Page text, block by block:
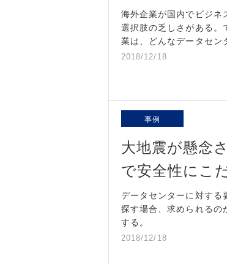
海外企業が国内でビジネ
選択肢の乏しさがある。
業は、どんなデータセン
2018/12/18
事例
大地震が懸念
で安全性にこ
データセンターに対する
探す場合、求められるの
する。
2018/12/18